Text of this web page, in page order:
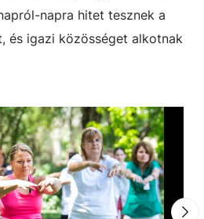
napra hitet tesznek a
és igazi közösséget alkotnak